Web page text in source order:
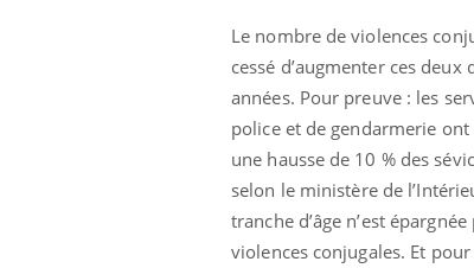
Le nombre de violences
cessé d’augmenter ces deux
années. Pour preuve : les
police et de gendarmerie
une hausse de 10 % des
selon le ministère de
tranche d’âge n’est
violences conjugales. Et pour
Il y a des sujets qui sont faciles à
d'autres non ! D'un côté, poser des
questions sur la maladie d'un proche